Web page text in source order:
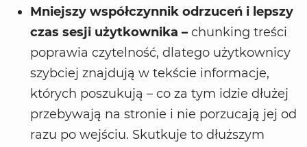
Mniejszy współczynnik odrzuceń i lepszy
czas sesji użytkownika – chunking treści
poprawia czytelność, dlatego użytkownicy
szybciej znajdują w tekście informacje,
których poszukują – co za tym idzie dłużej
przebywają na stronie i nie porzucają jej od
razu po wejściu. Skutkuje to dłuższym